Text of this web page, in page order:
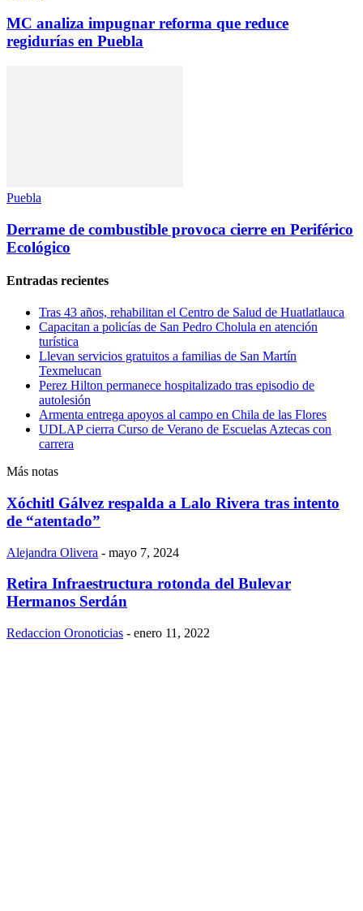
MC analiza impugnar reforma que reduce
regidurías en Puebla
Puebla
Derrame de combustible provoca cierre en Periférico
Ecológico
Entradas recientes
Tras 43 años, rehabilitan el Centro de Salud de Huatlatlauca
Capacitan a policías de San Pedro Cholula en atención
turística
Llevan servicios gratuitos a familias de San Martín
Texmelucan
Perez Hilton permanece hospitalizado tras episodio de
autolesión
Armenta entrega apoyos al campo en Chila de las Flores
UDLAP cierra Curso de Verano de Escuelas Aztecas con
carrera
Más notas
Xóchitl Gálvez respalda a Lalo Rivera tras intento
de “atentado”
Alejandra Olivera - mayo 7, 2024
Retira Infraestructura rotonda del Bulevar
Hermanos Serdán
Redaccion Oronoticias - enero 11, 2022